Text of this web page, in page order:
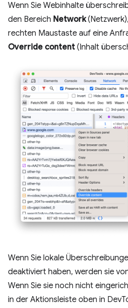
Wenn Sie Webinhalte
den Bereich Network
rechten Maustaste auf eine
Override content (Inhalt
Wenn Sie lokale
deaktiviert haben, werden sie
Wenn Sie sie noch nicht
in der Aktionsleiste oben in